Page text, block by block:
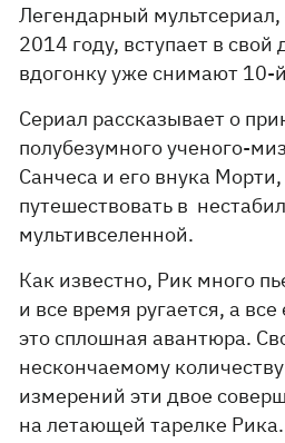
Легендарный
2014 году, вступает в свой
вдогонку уже снимают 10-
Сериал рассказывает о
полубезумного ученого-
Санчеса и его внука
путешествовать в
мультивселенной.
Как известно, Рик много
и все время ругается, а
это сплошная авантюра.
нескончаемому
измерений эти двое
на летающей тарелке Рика.